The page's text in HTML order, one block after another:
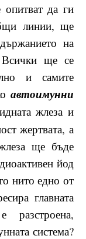
да ги
линии, ще
на
ще се
и самите
автоимунни
жлеза и
жертвата, а
ще бъде
йод
нито едно от
главната
система?